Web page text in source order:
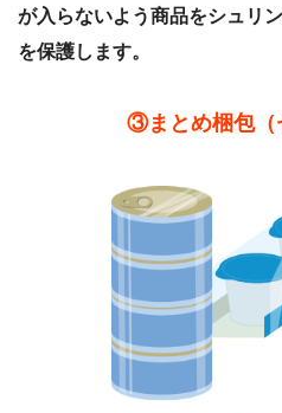
が入らないよう商品をシュリ
を保護します。
③まとめ梱包（